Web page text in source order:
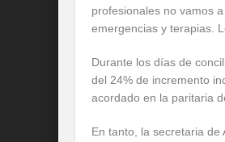
profesionales no vamos
emergencias y terapias.
Durante los días de
del 24% de incremento
acordado en la paritaria
En tanto, la secretaria de